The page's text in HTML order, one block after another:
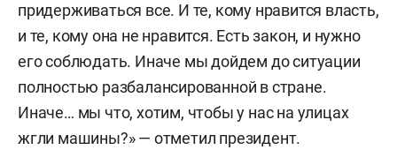
придерживаться все. И те, кому нравится власть,
и те, кому она не нравится. Есть закон, и нужно
его соблюдать. Иначе мы дойдем до ситуации
полностью разбалансированной в стране.
Иначе… мы что, хотим, чтобы у нас на улицах
жгли машины?» — отметил президент.